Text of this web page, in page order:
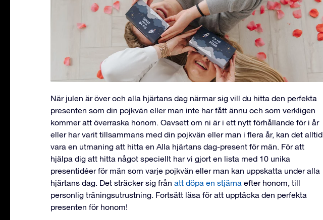
När julen är över och alla hjärtans dag närmar sig vill du hitta den perfekta
presenten som din pojkvän eller man inte har fått ännu och som verkligen
kommer att överraska honom. Oavsett om ni är i ett nytt förhållande för i år
eller har varit tillsammans med din pojkvän eller man i flera år, kan det alltid
vara en utmaning att hitta en Alla hjärtans dag-present för män. För att
hjälpa dig att hitta något speciellt har vi gjort en lista med 10 unika
presentidéer för män som varje pojkvän eller man kan uppskatta under alla
hjärtans dag. Det sträcker sig från att döpa en stjärna efter honom, till
personlig träningsutrustning. Fortsätt läsa för att upptäcka den perfekta
presenten för honom!